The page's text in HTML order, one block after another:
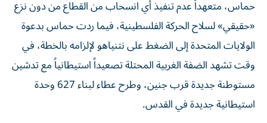
حماس، متعهداً عدم تنفيذ أي انسحاب من القطاع من دون نزع
«حقيقي» لسلاح الحركة الفلسطينية، فيما ردت حماس بدعوة
الولايات المتحدة إلى الضغط على نتنياهو لإلزامه بالخطة، في
وقت تشهد الضفة الغربية المحتلة تصعيداً استيطانياً مع تدشين
مستوطنة جديدة قرب جنين، وطرح عطاء لبناء 627 وحدة
استيطانية جديدة في القدس.